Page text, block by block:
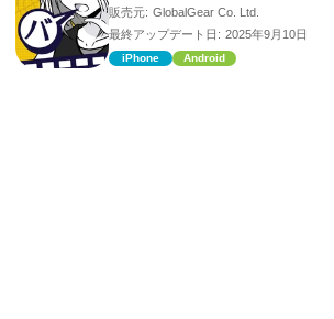
販売元: GlobalGear Co. Ltd.
最終アップデート日: 2025年9月10日
iPhone Android